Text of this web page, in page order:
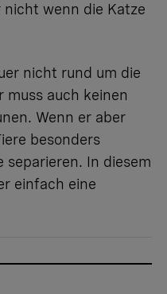
nicht wenn die Katze
nicht rund um die
muss auch keinen
Wenn er aber
besonders
separieren. In diesem
einfach eine